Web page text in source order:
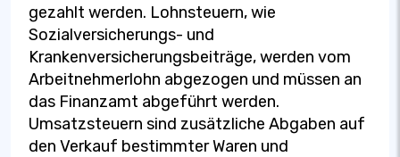
gezahlt werden. Lohnsteuern, wie
Sozialversicherungs- und
Krankenversicherungsbeiträge, werden vom
Arbeitnehmerlohn abgezogen und müssen an
das Finanzamt abgeführt werden.
Umsatzsteuern sind zusätzliche Abgaben auf
den Verkauf bestimmter Waren und